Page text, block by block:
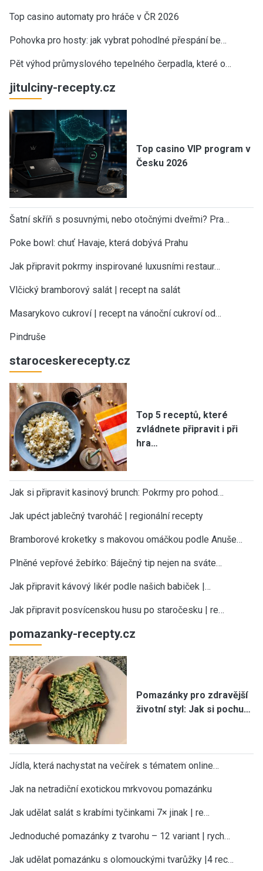
Top casino automaty pro hráče v ČR 2026
Pohovka pro hosty: jak vybrat pohodlné přespání be…
Pět výhod průmyslového tepelného čerpadla, které o…
jitulciny-recepty.cz
Top casino VIP program v
Česku 2026
Šatní skříň s posuvnými, nebo otočnými dveřmi? Pra…
Poke bowl: chuť Havaje, která dobývá Prahu
Jak připravit pokrmy inspirované luxusními restaur…
Vlčický bramborový salát | recept na salát
Masarykovo cukroví | recept na vánoční cukroví od…
Pindruše
staroceskerecepty.cz
Top 5 receptů, které
zvládnete připravit i při
hra…
Jak si připravit kasinový brunch: Pokrmy pro pohod…
Jak upéct jablečný tvaroháč | regionální recepty
Bramborové kroketky s makovou omáčkou podle Anuše…
Plněné vepřové žebírko: Báječný tip nejen na sváte…
Jak připravit kávový likér podle našich babiček |…
Jak připravit posvícenskou husu po staročesku | re…
pomazanky-recepty.cz
Pomazánky pro zdravější
životní styl: Jak si pochu…
Jídla, která nachystat na večírek s tématem online…
Jak na netradiční exotickou mrkvovou pomazánku
Jak udělat salát s krabími tyčinkami 7× jinak | re…
Jednoduché pomazánky z tvarohu – 12 variant | rych…
Jak udělat pomazánku s olomouckými tvarůžky |4 rec…